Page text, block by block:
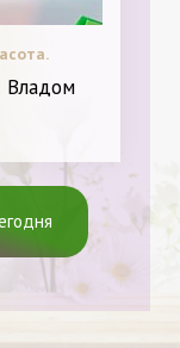
Владом